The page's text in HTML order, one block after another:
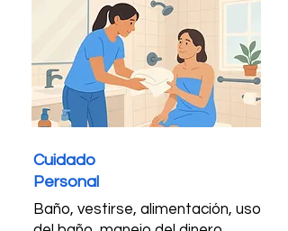
Cuidado
Personal
Baño, vestirse, alimentación, uso